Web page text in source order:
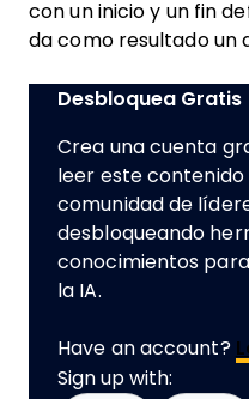
con un inicio y un fin
da como resultado un
Desbloquea Gratis
Crea una cuenta
leer este contenido
comunidad de
desbloqueando
conocimientos
la IA.
Have an account?
Sign up with: